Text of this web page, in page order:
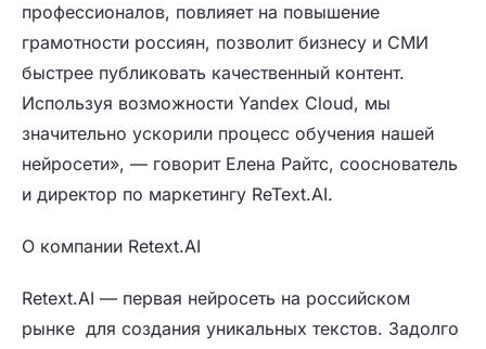
профессионалов, повлияет на повышение
грамотности россиян, позволит бизнесу и СМИ
быстрее публиковать качественный контент.
Используя возможности Yandex Cloud, мы
значительно ускорили процесс обучения нашей
нейросети», — говоритЕлена Райтс, сооснователь
и директор по маркетингу ReText.AI.
О компании Retext.AI
Retext.AI — первая нейросеть на российском
рынке для создания уникальных текстов. Задолго